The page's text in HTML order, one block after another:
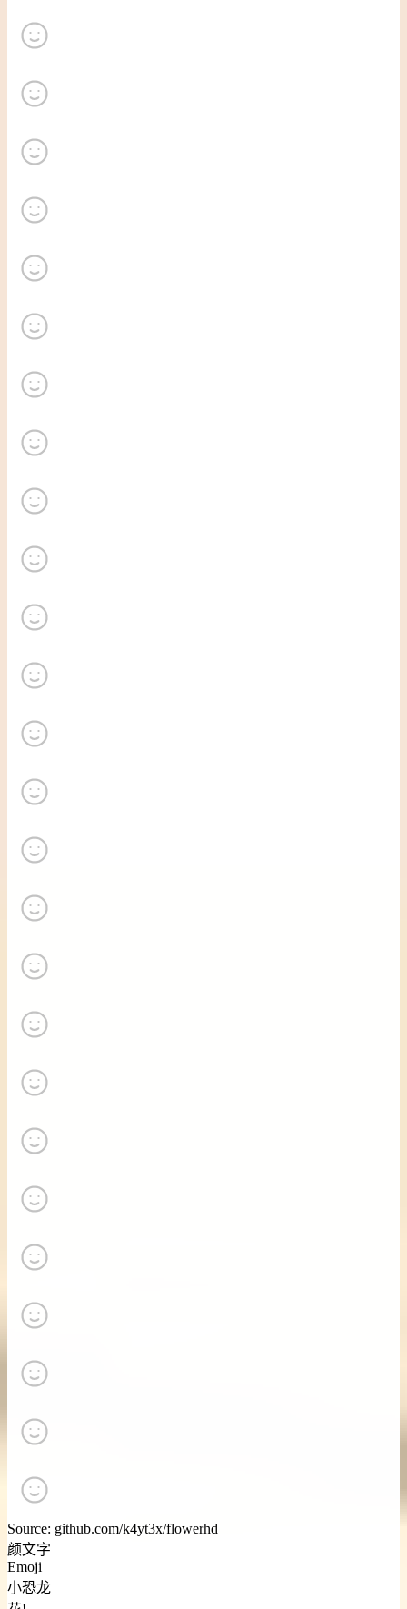
Source: github.com/k4yt3x/flowerhd
颜文字
Emoji
小恐龙